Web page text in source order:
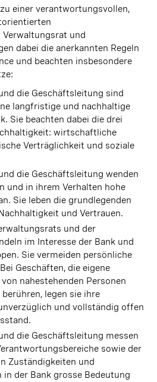
einer verantwortungsvollen,
und
dabei die anerkannten Regeln
und beachten insbesondere
die Geschäftsleitung sind
langfristige und nachhaltige
Sie beachten dabei die drei
wirtschaftliche
Verträglichkeit und soziale
die Geschäftsleitung wenden
und in ihrem Verhalten hohe
Sie leben die grundlegenden
und Vertrauen.
und der
im Interesse der Bank und
Sie vermeiden persönliche
Geschäften, die eigene
nahestehenden Personen
legen sie ihre
und vollständig offen
die Geschäftsleitung messen
sowie der
Zuständigkeiten und
der Bank grosse Bedeutung